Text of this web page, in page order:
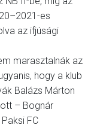
es
az ifjúsági
marasztalnák az
hogy a klub
Balázs Márton
– Bognár
FC